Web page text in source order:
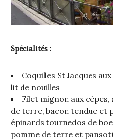
Spécialités :
Coquilles St Jacques
lit de nouilles
Filet mignon aux
de terre, bacon tendue et
épinards tournedos de
pomme de terre et